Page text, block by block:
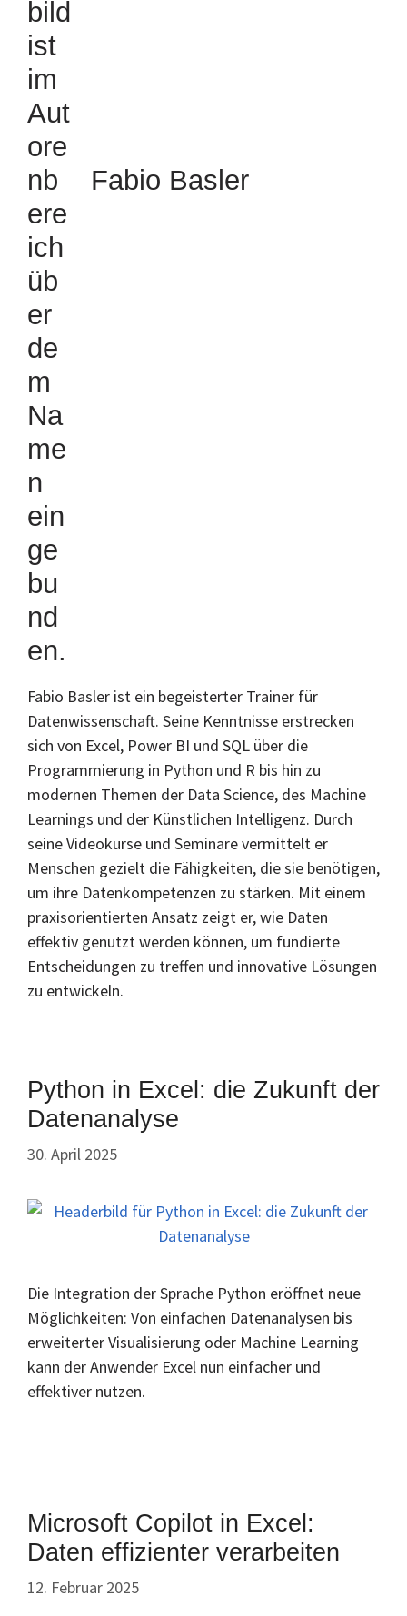
Fabio Basler
Fabio Basler ist ein begeisterter Trainer für
Datenwissenschaft. Seine Kenntnisse erstrecken
sich von Excel, Power BI und SQL über die
Programmierung in Python und R bis hin zu
modernen Themen der Data Science, des Machine
Learnings und der Künstlichen Intelligenz. Durch
seine Videokurse und Seminare vermittelt er
Menschen gezielt die Fähigkeiten, die sie benötigen,
um ihre Datenkompetenzen zu stärken. Mit einem
praxisorientierten Ansatz zeigt er, wie Daten
effektiv genutzt werden können, um fundierte
Entscheidungen zu treffen und innovative Lösungen
zu entwickeln.
Python in Excel: die Zukunft der
Datenanalyse
30. April 2025
Die Integration der Sprache Python eröffnet neue
Möglichkeiten: Von einfachen Datenanalysen bis
erweiterter Visualisierung oder Machine Learning
kann der Anwender Excel nun einfacher und
effektiver nutzen.
Microsoft Copilot in Excel:
Daten effizienter verarbeiten
12. Februar 2025